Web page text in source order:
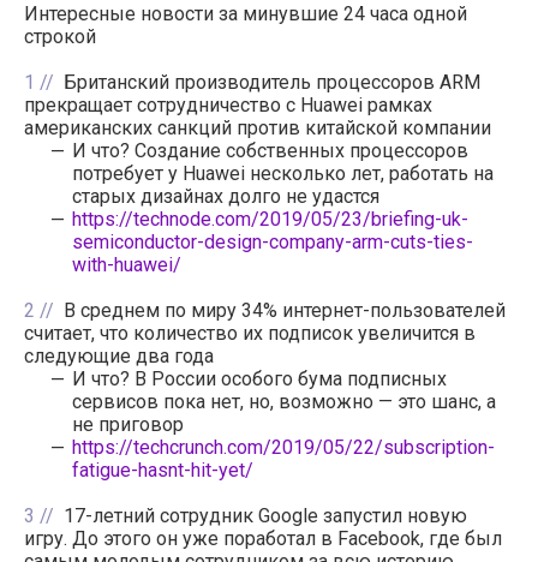
Интересные новости за минувшие 24 часа одной
строкой
1
Британский производитель процессоров ARM
прекращает сотрудничество с Huawei рамках
американских санкций против китайской компании
И что? Создание собственных процессоров
потребует у Huawei несколько лет, работать на
старых дизайнах долго не удастся
https://technode.com/2019/05/23/briefing-uk-
semiconductor-design-company-arm-cuts-ties-
with-huawei/
2
В среднем по миру 34% интернет-пользователей
считает, что количество их подписок увеличится в
следующие два года
И что? В России особого бума подписных
сервисов пока нет, но, возможно — это шанс, а
не приговор
https://techcrunch.com/2019/05/22/subscription-
fatigue-hasnt-hit-yet/
3
17-летний сотрудник Google запустил новую
игру. До этого он уже поработал в Facebook, где был